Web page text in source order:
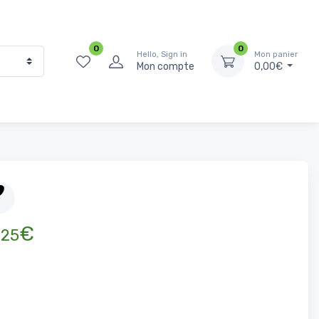
0
Hello, Sign in
Mon compte
0
Mon panier
0,00€
25€